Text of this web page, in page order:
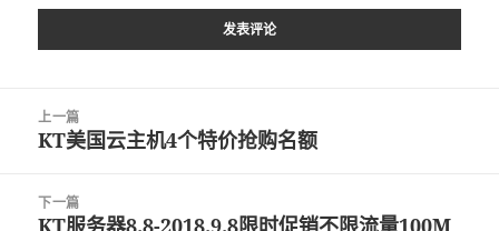
上一篇
上
文
章：
KT美国云主机4个特价抢购名额
下一篇
下
KT服务器8.8-2018.9.8限时促销不限流量100M